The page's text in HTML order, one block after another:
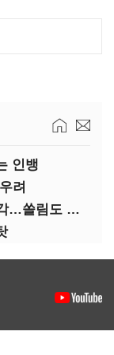
인뱅
려
4대 금융 사외이사 BSM 기준 제각각…쏠림도 여전